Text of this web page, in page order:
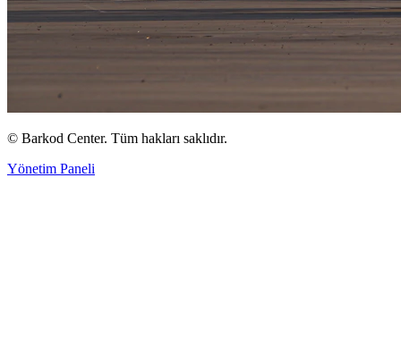
© Barkod Center. Tüm hakları saklıdır.
Yönetim Paneli